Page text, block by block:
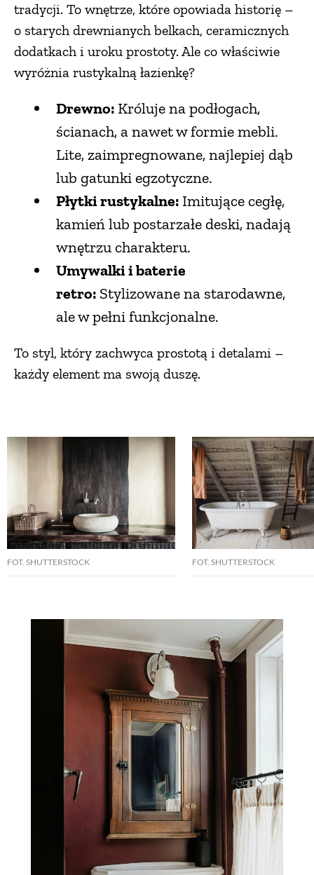
tradycji. To wnętrze, które opowiada historię –
o starych drewnianych belkach, ceramicznych
dodatkach i uroku prostoty. Ale co właściwie
wyróżnia rustykalną łazienkę?
Drewno: Króluje na podłogach,
ścianach, a nawet w formie mebli.
Lite, zaimpregnowane, najlepiej dąb
lub gatunki egzotyczne.
Płytki rustykalne: Imitujące cegłę,
kamień lub postarzałe deski, nadają
wnętrzu charakteru.
Umywalki i baterie
retro: Stylizowane na starodawne,
ale w pełni funkcjonalne.
To styl, który zachwyca prostotą i detalami –
każdy element ma swoją duszę.
FOT. SHUTTERSTOCK FOT. SHUTTERSTOCK